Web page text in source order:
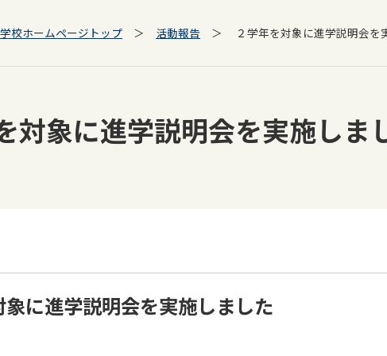
校ホームページトップ ＞ 活動報告 ＞ ２学年を対象に進学説明会を
対象に進学説明会を実施しま
象に進学説明会を実施しました